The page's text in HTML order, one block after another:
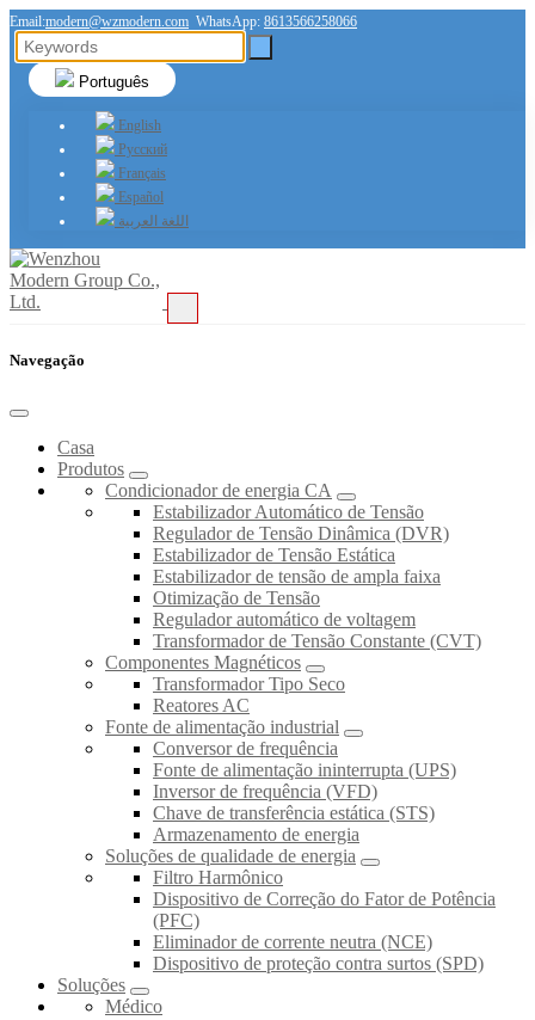
Email:modern@wzmodern.com WhatsApp: 8613566258066
Português
English
Русский
Français
Español
اللغة العربية
Navegação
Casa
Produtos
Condicionador de energia CA
Estabilizador Automático de Tensão
Regulador de Tensão Dinâmica (DVR)
Estabilizador de Tensão Estática
Estabilizador de tensão de ampla faixa
Otimização de Tensão
Regulador automático de voltagem
Transformador de Tensão Constante (CVT)
Componentes Magnéticos
Transformador Tipo Seco
Reatores AC
Fonte de alimentação industrial
Conversor de frequência
Fonte de alimentação ininterrupta (UPS)
Inversor de frequência (VFD)
Chave de transferência estática (STS)
Armazenamento de energia
Soluções de qualidade de energia
Filtro Harmônico
Dispositivo de Correção do Fator de Potência
(PFC)
Eliminador de corrente neutra (NCE)
Dispositivo de proteção contra surtos (SPD)
Soluções
Médico